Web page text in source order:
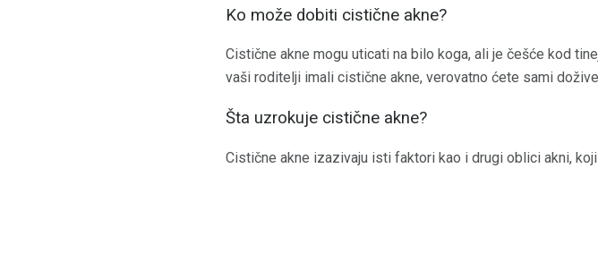
Ko može dobiti cistične akne?
Cistične akne mogu uticati na bilo koga, ali je češće kod
vaši roditelji imali cistične akne, verovatno ćete sami
Šta uzrokuje cistične akne?
Cistične akne izazivaju isti faktori kao i drugi oblici akni,